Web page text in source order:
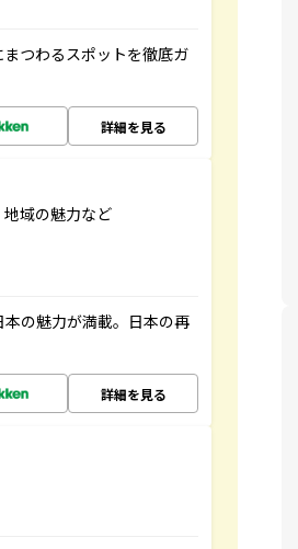
つわるスポットを徹底ガ
詳細を見る
域の魅力など
の魅力が満載。日本の再
詳細を見る